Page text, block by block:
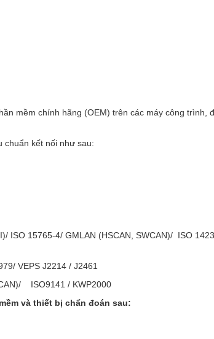
mềm chính hãng (OEM) trên các máy công trình,
chuẩn kết nối như sau:
15765-4/ GMLAN (HSCAN, SWCAN)/ ISO
VEPS J2214 / J2461
ISO9141 / KWP2000
và thiết bị chẩn đoán sau: